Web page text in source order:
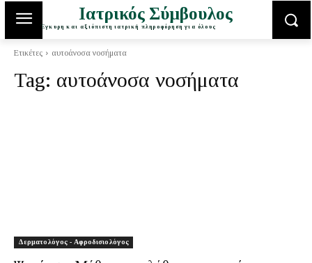
Ιατρικός Σύμβουλος
Έγκυρη και αξιόπιστη ιατρική πληροφόρηση για όλους
Ετικέτες αυτοάνοσα νοσήματα
Tag: αυτοάνοσα νοσήματα
Δερματολόγος - Αφροδισιολόγος